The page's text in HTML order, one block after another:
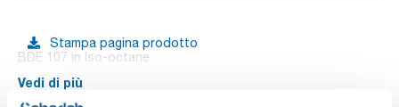
Stampa pagina prodotto
BDE 107 in Iso-octane
Vedi di più